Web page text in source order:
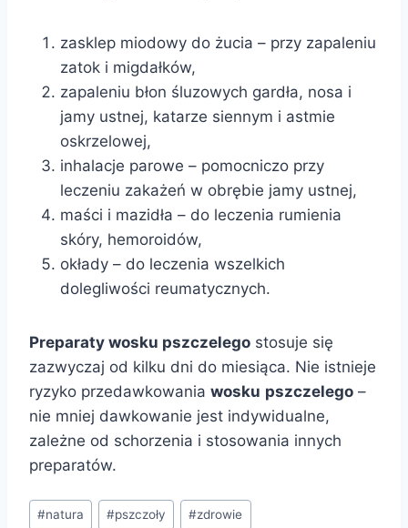
zasklep miodowy do żucia – przy zapaleniu
zatok i migdałków,
zapaleniu błon śluzowych gardła, nosa i
jamy ustnej, katarze siennym i astmie
oskrzelowej,
inhalacje parowe – pomocniczo przy
leczeniu zakażeń w obrębie jamy ustnej,
maści i mazidła – do leczenia rumienia
skóry, hemoroidów,
okłady – do leczenia wszelkich
dolegliwości reumatycznych.
Preparaty wosku pszczelego stosuje się
zazwyczaj od kilku dni do miesiąca. Nie istnieje
ryzyko przedawkowania wosku pszczelego –
nie mniej dawkowanie jest indywidualne,
zależne od schorzenia i stosowania innych
preparatów.
Tagi
#natura #pszczoły #zdrowie